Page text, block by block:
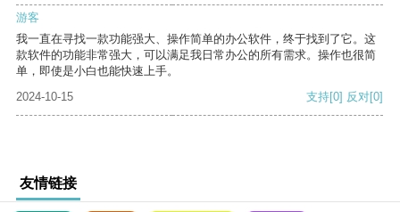
游客
我一直在寻找一款功能强大、操作简单的办公软件，终于找到了它。这
款软件的功能非常强大，可以满足我日常办公的所有需求。操作也很简
单，即使是小白也能快速上手。
2024-10-15
支持[0] 反对[0]
友情链接